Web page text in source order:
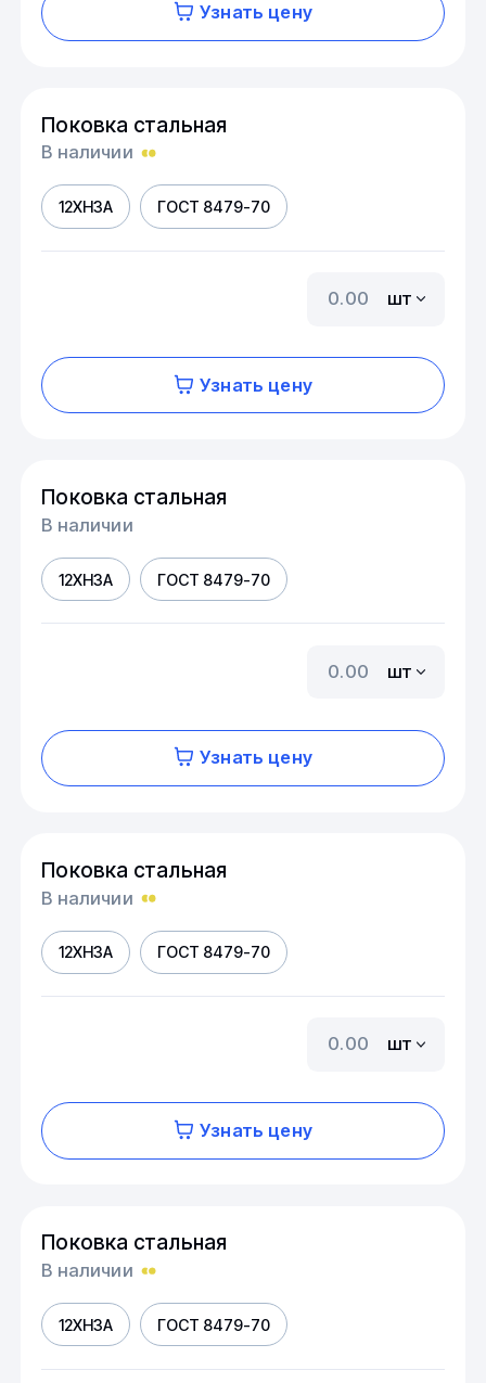
Узнать цену
Поковка стальная
В наличии
12ХН3А ГОСТ 8479-70
шт
Узнать цену
Поковка стальная
В наличии
12ХН3А ГОСТ 8479-70
шт
Узнать цену
Поковка стальная
В наличии
12ХН3А ГОСТ 8479-70
шт
Узнать цену
Поковка стальная
В наличии
12ХН3А ГОСТ 8479-70